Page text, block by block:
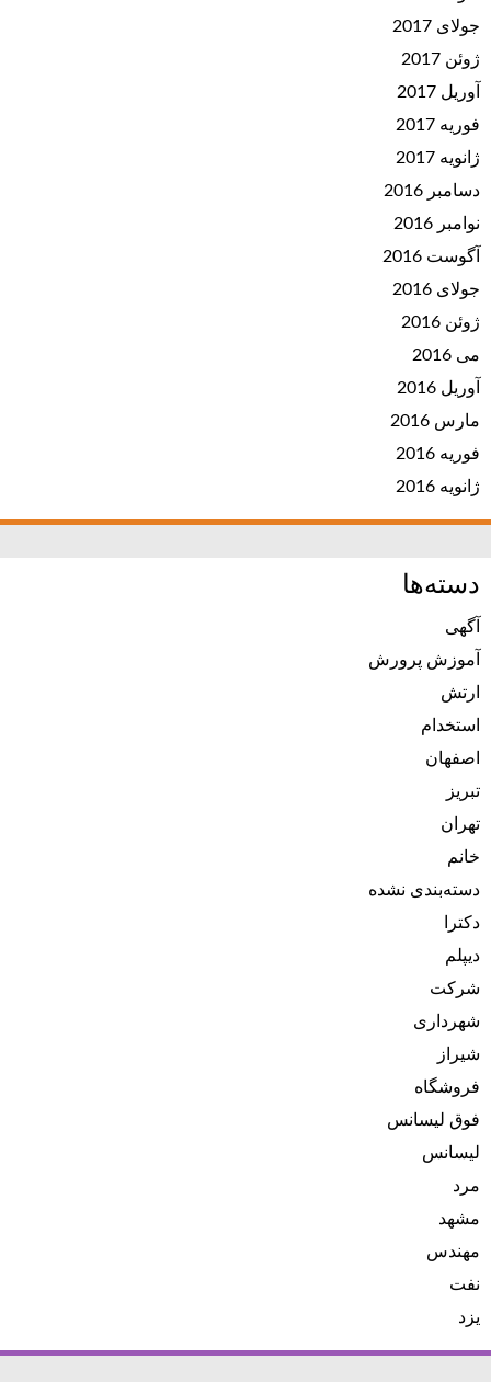
جولای 2017
ژوئن 2017
آوریل 2017
فوریه 2017
ژانویه 2017
دسامبر 2016
نوامبر 2016
آگوست 2016
جولای 2016
ژوئن 2016
می 2016
آوریل 2016
مارس 2016
فوریه 2016
ژانویه 2016
دسته‌ها
آگهی
آموزش پرورش
ارتش
استخدام
اصفهان
تبریز
تهران
خانم
دسته‌بندی نشده
دکترا
دیپلم
شرکت
شهرداری
شیراز
فروشگاه
فوق لیسانس
لیسانس
مرد
مشهد
مهندس
نفت
یزد